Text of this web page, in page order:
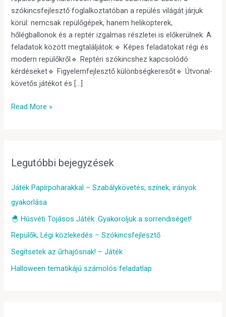
szókincsfejlesztő foglalkoztatóban a repülés világát járjuk
körül: nemcsak repülőgépek, hanem helikopterek,
hőlégballonok és a reptér izgalmas részletei is előkerülnek. A
feladatok között megtaláljátok:🔹 Képes feladatokat régi és
modern repülőkről🔹 Reptéri szókincshez kapcsolódó
kérdéseket🔹 Figyelemfejlesztő különbségkeresőt🔹 Útvonal-
követős játékot és […]
Read More »
Legutóbbi bejegyzések
Játék Papírpoharakkal – Szabálykövetés, színek, irányok
gyakorlása
🐣 Húsvéti Tojásos Játék: Gyakoroljuk a sorrendiséget!
Repülők, Légi közlekedés – Szókincsfejlesztő
Segítsetek az űrhajósnak! – Játék
Halloween tematikájú számolós feladatlap